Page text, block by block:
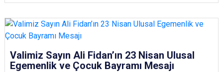
Valimiz Sayın Ali Fidan’ın 23 Nisan Ulusal
Egemenlik ve Çocuk Bayramı Mesajı